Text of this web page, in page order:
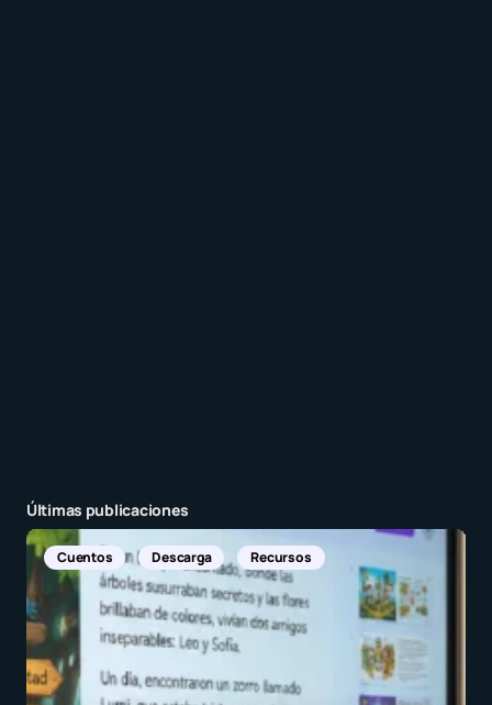
Últimas publicaciones
Noticias Internacionales